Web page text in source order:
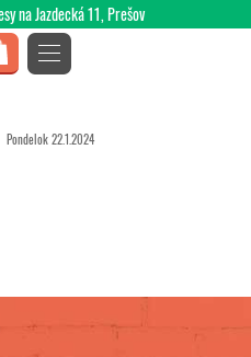
Pondelok 22.1.2024
na Jazdecká 11, Prešov